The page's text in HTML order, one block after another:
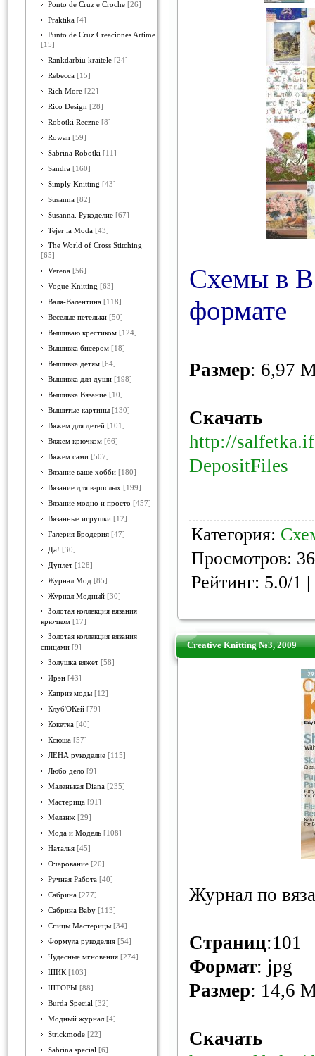
Ponto de Cruz e Croche [26]
Praktika [4]
Punto de Cruz Creaciones Artime
[15]
Rankdarbiu kraitele [24]
Rebecca [15]
Rich More [22]
Rico Design [28]
Robotki Reczne [8]
Rowan [59]
Sabrina Robotki [11]
Sandra [160]
Simply Knitting [43]
Susanna [82]
Susanna. Рукоделие [67]
Tejer la Moda [43]
The World of Cross Stitching
[65]
Verena [56]
Vogue Knitting [63]
Валя-Валентина [118]
Веселые петельки [50]
Вышиваю крестиком [124]
Вышивка бисером [18]
Вышивка детям [64]
Вышивка для души [198]
Вышивка.Вязание [10]
Вышитые картины [130]
Вяжем для детей [101]
Вяжем крючком [66]
Вяжем сами [507]
Вязание ваше хобби [180]
Вязание для взрослых [199]
Вязание модно и просто [457]
Вязанные игрушки [12]
Галерия Бродерия [47]
Да! [30]
Дуплет [128]
Журнал Мод [85]
Журнал Модный [30]
Золотая коллекция вязания
крючком [17]
Золотая коллекция вязания
спицами [9]
Золушка вяжет [58]
Ирэн [43]
Каприз моды [12]
Клуб'ОКей [79]
Кокетка [40]
Ксюша [57]
ЛЕНА рукоделие [115]
Любо дело [9]
Маленькая Diana [235]
Мастерица [91]
Меланж [29]
Мода и Модель [108]
Наталья [45]
Очарование [20]
Ручная Работа [40]
Сабрина [277]
Сабрина Baby [113]
Спицы Мастерицы [34]
Формула рукоделия [54]
Чудесные мгновения [274]
ШИК [103]
ШТОРЫ [88]
Burda Special [32]
Модный журнал [4]
Strickmode [22]
Sabrina special [6]
Схемы в
формате
Размер: 6,97
Скачать
http://
DepositFiles
Категория:
Просмотров:
Рейтинг: 5.0/1 |
Creative Knitting №3, 2009
Журнал по
Страниц:101
Формат: jpg
Размер: 14,6
Скачать